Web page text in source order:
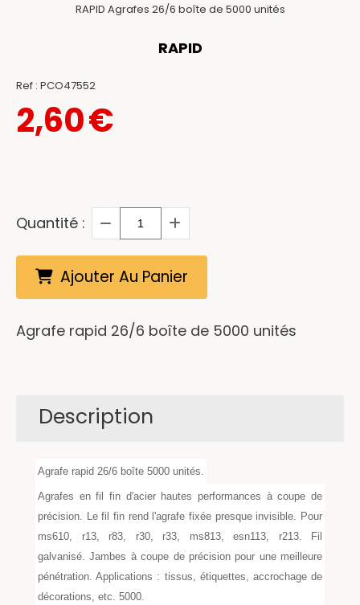
RAPID Agrafes 26/6 boîte de 5000 unités
RAPID
Ref : PCO47552
2,60€
Quantité :
Ajouter Au Panier
Agrafe rapid 26/6 boîte de 5000 unités
Description
Agrafe rapid 26/6 boîte 5000 unités.
Agrafes en fil fin d'acier hautes performances à coupe de
précision. Le fil fin rend l'agrafe fixée presque invisible. Pour
ms610, r13, r83, r30, r33, ms813, esn113, r213. Fil
galvanisé. Jambes à coupe de précision pour une meilleure
pénétration. Applications : tissus, étiquettes, accrochage de
décorations, etc. 5000.